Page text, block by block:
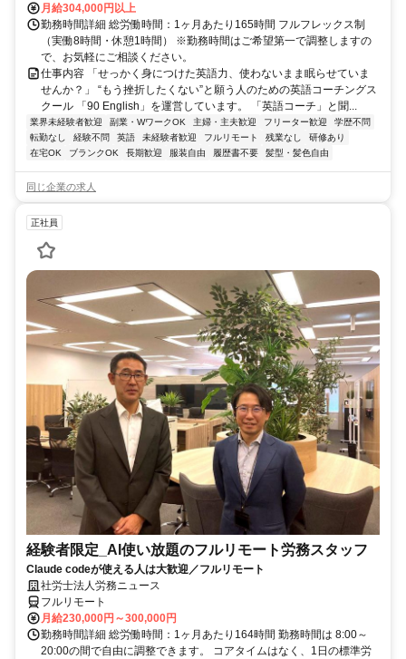
月給304,000円以上
勤務時間詳細 総労働時間：1ヶ月あたり165時間 フルフレックス制
（実働8時間・休憩1時間） ※勤務時間はご希望第一で調整しますの
で、お気軽にご相談ください。
仕事内容 「せっかく身につけた英語力、使わないまま眠らせていま
せんか？」 “もう挫折したくない”と願う人のための英語コーチングス
クール 「90 English」を運営しています。 「英語コーチ」と聞...
業界未経験者歓迎 副業・WワークOK 主婦・主夫歓迎 フリーター歓迎
学歴不問
転勤なし
経験不問 英語 未経験者歓迎 フルリモート 残業なし
研修あり
在宅OK
ブランクOK 長期歓迎 服装自由 履歴書不要 髪型・髪色自由
同じ企業の求人
正社員
経験者限定_AI使い放題のフルリモート労務スタッフ
Claude codeが使える人は大歓迎／フルリモート
社労士法人労務ニュース
フルリモート
月給230,000円～300,000円
勤務時間詳細 総労働時間：1ヶ月あたり164時間 勤務時間は 8:00～
20:00の間で自由に調整できます。 コアタイムはなく、1日の標準労